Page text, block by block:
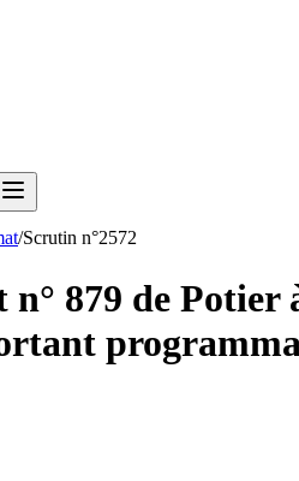
/Scrutin n°2572
n° 879 de